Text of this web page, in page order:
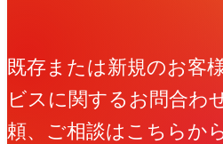
既存または新規のお客
ビスに関するお問合わ
頼、ご相談はこちらから